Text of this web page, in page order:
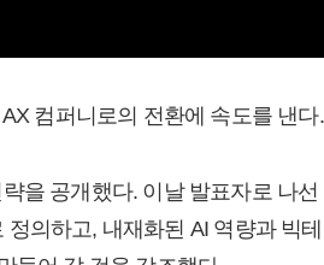
컴퍼니로의 전환에 속도를 낸다.
을 공개했다. 이날 발표자로 나선
정의하고, 내재화된 AI 역량과 빅